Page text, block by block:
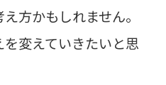
方かもしれません。
変えていきたいと思